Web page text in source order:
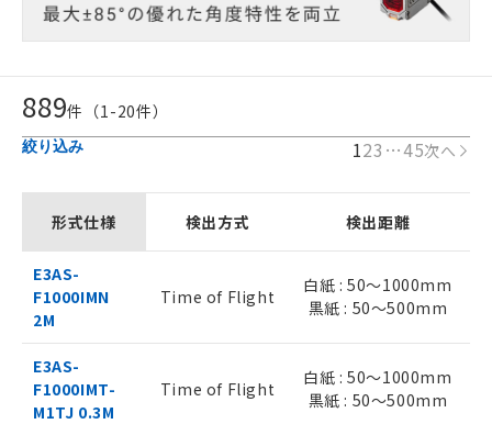
889件（1 -20件）
絞り込み 123 …45次へ
形式仕様 検出方式 検出距離
E3AS-
F1000IMN
2M
Time of Flight
白紙 : 50～1000mm
黒紙 : 50～500mm
E3AS-
F1000IMT-
M1TJ 0.3M
Time of Flight
白紙 : 50～1000mm
黒紙 : 50～500mm